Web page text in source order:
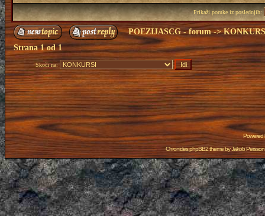
Prikaži poruke iz poslednjih:
POEZIJASCG - forum->
Strana1od1
Skoči na:
Powered
Chronicles phpBB2 theme byJakob Persson